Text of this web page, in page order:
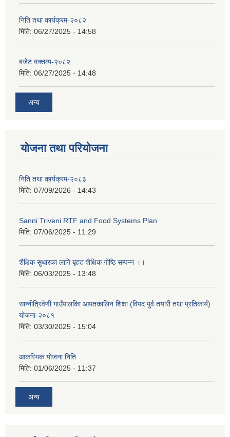
निति तथा कार्यक्रम-२०८२
मिति: 06/27/2025 - 14:58
बजेट वक्तव्य-२०८२
मिति: 06/27/2025 - 14:48
अन्य
योजना तथा परियोजना
निति तथा कार्यक्रम-२०८३
मिति: 07/09/2026 - 14:43
Sanni Triveni RTF and Food Systems Plan
मिति: 07/06/2025 - 11:29
शैक्षिक सुधारका लागि बृहत शैक्षिक गोष्ठि सम्पन्न ।।
मिति: 06/03/2025 - 13:48
सान्नीत्रिवेणी गाउँपालकिा आपतकालिन शिक्षा (विपद पुर्व तयारी तथा प्रतिकार्य)
योजना-२०८१
मिति: 03/30/2025 - 15:04
आकस्मिक योजना निति
मिति: 01/06/2025 - 11:37
अन्य